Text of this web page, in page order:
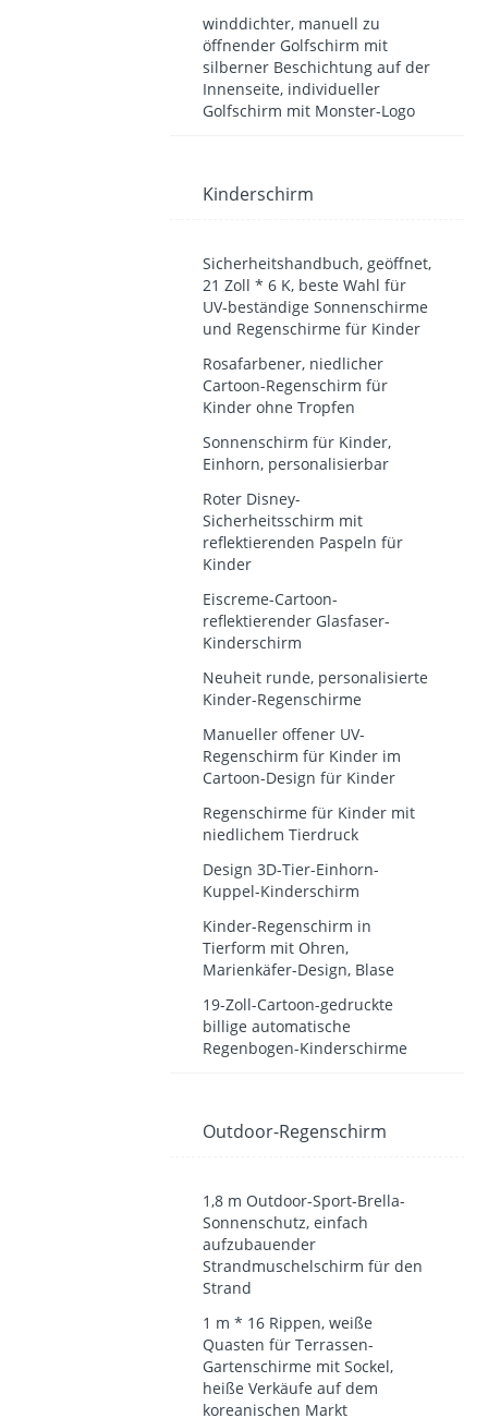
winddichter, manuell zu
öffnender Golfschirm mit
silberner Beschichtung auf der
Innenseite, individueller
Golfschirm mit Monster-Logo
Kinderschirm
Sicherheitshandbuch, geöffnet,
21 Zoll * 6 K, beste Wahl für
UV-beständige Sonnenschirme
und Regenschirme für Kinder
Rosafarbener, niedlicher
Cartoon-Regenschirm für
Kinder ohne Tropfen
Sonnenschirm für Kinder,
Einhorn, personalisierbar
Roter Disney-
Sicherheitsschirm mit
reflektierenden Paspeln für
Kinder
Eiscreme-Cartoon-
reflektierender Glasfaser-
Kinderschirm
Neuheit runde, personalisierte
Kinder-Regenschirme
Manueller offener UV-
Regenschirm für Kinder im
Cartoon-Design für Kinder
Regenschirme für Kinder mit
niedlichem Tierdruck
Design 3D-Tier-Einhorn-
Kuppel-Kinderschirm
Kinder-Regenschirm in
Tierform mit Ohren,
Marienkäfer-Design, Blase
19-Zoll-Cartoon-gedruckte
billige automatische
Regenbogen-Kinderschirme
Outdoor-Regenschirm
1,8 m Outdoor-Sport-Brella-
Sonnenschutz, einfach
aufzubauender
Strandmuschelschirm für den
Strand
1 m * 16 Rippen, weiße
Quasten für Terrassen-
Gartenschirme mit Sockel,
heiße Verkäufe auf dem
koreanischen Markt